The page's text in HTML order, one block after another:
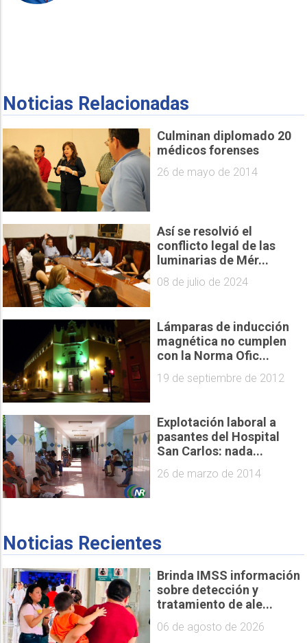
Noticias Relacionadas
Culminan diplomado 20
médicos forenses
26 de mayo de 2014
Así se resolvió el
conflicto legal de las
luminarias de Mér...
08 de julio de 2024
Lámparas de inducción
magnética no cumplen
con la Norma Ofic...
19 de septiembre de 2012
Explotación laboral a
pasantes del Hospital
San Carlos: nada...
26 de marzo de 2014
Noticias Recientes
Brinda IMSS información
sobre detección y
tratamiento de ale...
06 de agosto de 2026